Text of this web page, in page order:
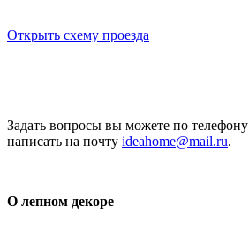
Открыть схему проезда
Задать вопросы вы можете по телефону
написать на почту ideahome@mail.ru.
О лепном декоре